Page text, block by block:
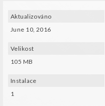
Aktualizováno
June 10, 2016
Velikost
105 MB
Instalace
1